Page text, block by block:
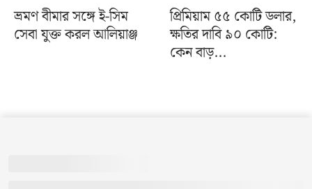
ভ্রমণ বীমার সঙ্গে ই-সিম
সেবা যুক্ত করল আলিয়াঞ্জ
প্রিমিয়াম ৫৫ কোটি ডলার,
ক্ষতির দাবি ৯০ কোটি:
কেন বাড়...